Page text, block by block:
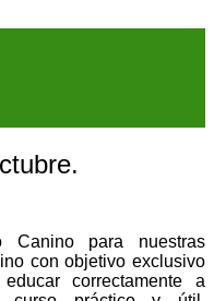
Canino para nuestras
con objetivo exclusivo
correctamente a